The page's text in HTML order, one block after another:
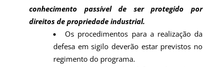
conhecimento passível de ser protegido por
direitos de propriedade industrial.
Os procedimentos para a realização da
defesa em sigilo deverão estar previstos no
regimento do programa.